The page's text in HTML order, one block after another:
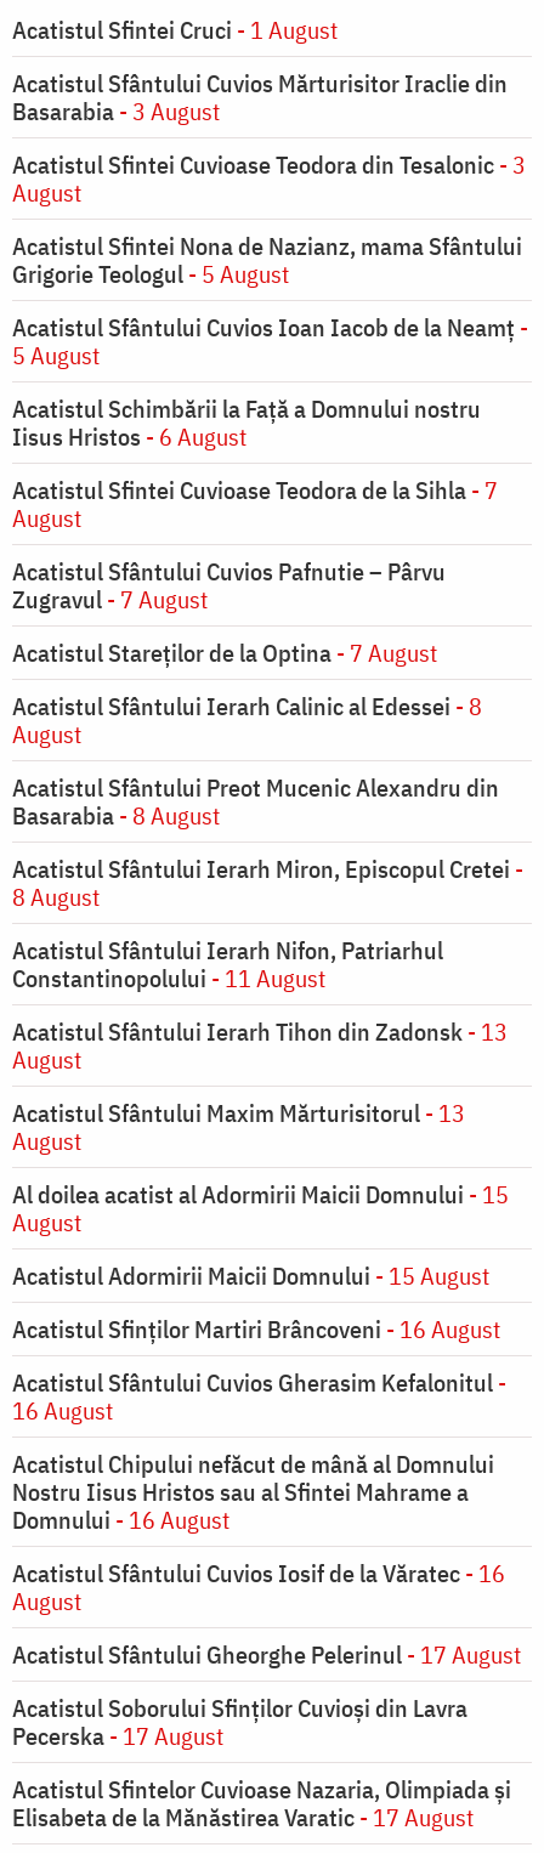
Acatistul Sfintei Cruci - 1 August
Acatistul Sfântului Cuvios Mărturisitor Iraclie din
Basarabia- 3 August
Acatistul Sfintei Cuvioase Teodora din Tesalonic- 3
August
Acatistul Sfintei Nona de Nazianz, mama Sfântului
Grigorie Teologul- 5 August
Acatistul Sfântului Cuvios Ioan Iacob de la Neamț -
5 August
Acatistul Schimbării la Faţă a Domnului nostru
Iisus Hristos - 6 August
Acatistul Sfintei Cuvioase Teodora de la Sihla- 7
August
Acatistul Sfântului Cuvios Pafnutie – Pârvu
Zugravul- 7 August
Acatistul Stareţilor de la Optina- 7 August
Acatistul Sfântului Ierarh Calinic al Edessei - 8
August
Acatistul Sfântului Preot Mucenic Alexandru din
Basarabia- 8 August
Acatistul Sfântului Ierarh Miron, Episcopul Cretei -
8 August
Acatistul Sfântului Ierarh Nifon, Patriarhul
Constantinopolului - 11 August
Acatistul Sfântului Ierarh Tihon din Zadonsk- 13
August
Acatistul Sfântului Maxim Mărturisitorul- 13
August
Al doilea acatist al Adormirii Maicii Domnului - 15
August
Acatistul Adormirii Maicii Domnului - 15 August
Acatistul Sfinților Martiri Brâncoveni - 16 August
Acatistul Sfântului Cuvios Gherasim Kefalonitul-
16 August
Acatistul Chipului nefăcut de mână al Domnului
Nostru Iisus Hristos sau al Sfintei Mahrame a
Domnului - 16 August
Acatistul Sfântului Cuvios Iosif de la Văratec- 16
August
Acatistul Sfântului Gheorghe Pelerinul- 17 August
Acatistul Soborului Sfinților Cuvioși din Lavra
Pecerska- 17 August
Acatistul Sfintelor Cuvioase Nazaria, Olimpiada și
Elisabeta de la Mănăstirea Varatic- 17 August